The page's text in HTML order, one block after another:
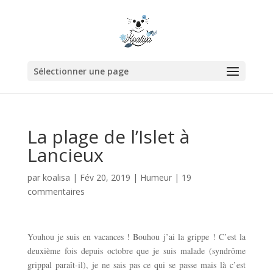
Sélectionner une page
La plage de l’Islet à
Lancieux
par koalisa | Fév 20, 2019 | Humeur| 19
commentaires
Youhou je suis en vacances ! Bouhou j’ai la grippe ! C’est la
deuxième fois depuis octobre que je suis malade (syndrôme
grippal paraît-il), je ne sais pas ce qui se passe mais là c’est